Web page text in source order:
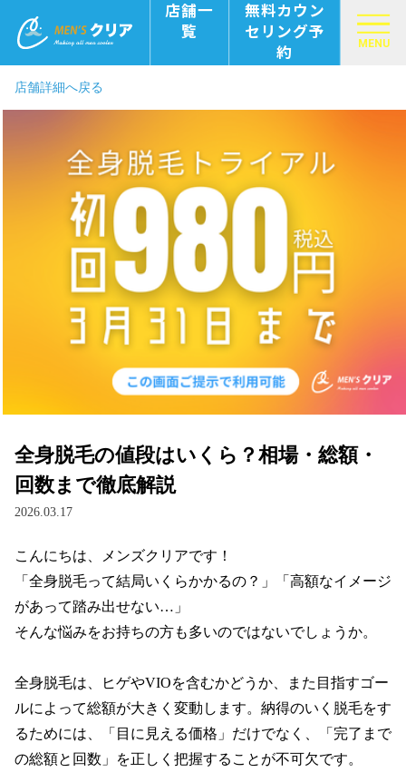
店舗一
覧
無料カウン
セリング予
約
MENU
店舗詳細へ戻る
全身脱毛の値段はいくら？相場・総額・
回数まで徹底解説
2026.03.17
こんにちは、メンズクリアです！
「全身脱毛って結局いくらかかるの？」「高額なイメージ
があって踏み出せない…」
そんな悩みをお持ちの方も多いのではないでしょうか。
全身脱毛は、ヒゲやVIOを含むかどうか、また目指すゴー
ルによって総額が大きく変動します。納得のいく脱毛をす
るためには、「目に見える価格」だけでなく、「完了まで
の総額と回数」を正しく把握することが不可欠です。